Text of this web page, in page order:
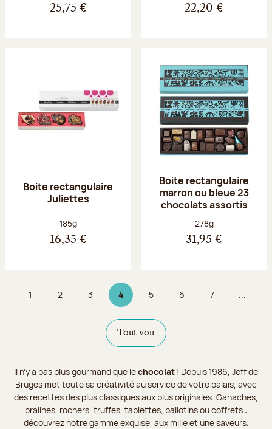
25,75 € 22,20 €
Boite rectangulaire
Juliettes
Poids net :
185g
16,35 €
Boite rectangulaire
marron ou bleue 23
chocolats assortis
Poids net :
278g
31,95 €
Page
1 Page
2 Page
3 4Page 4 sur 9
Page
5 Page
6 Page
7 ...
Tout voir
Il n’y a pas plus gourmand que lechocolat ! Depuis 1986, Jeff de
Bruges met toute sa créativité au service de votre palais, avec
des recettes des plus classiques aux plus originales. Ganaches,
pralinés, rochers, truffes, tablettes, ballotins ou coffrets :
découvrez notre gamme exquise, aux mille et une saveurs.